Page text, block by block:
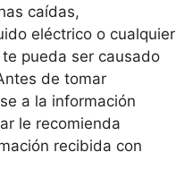
caídas,
eléctrico o cualquier
pueda ser causado
de tomar
a la información
le recomienda
recibida con